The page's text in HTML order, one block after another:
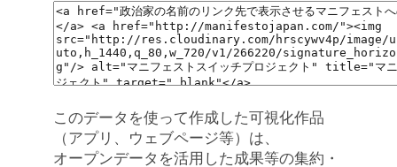
このデータを使って作成した可視化作品
（アプリ、ウェブページ等）は、
オープンデータを活用した成果等の集約・